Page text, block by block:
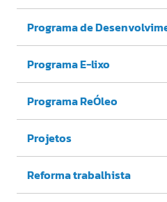
Programa de
Programa E-lixo
Programa ReÓleo
Projetos
Reforma trabalhista